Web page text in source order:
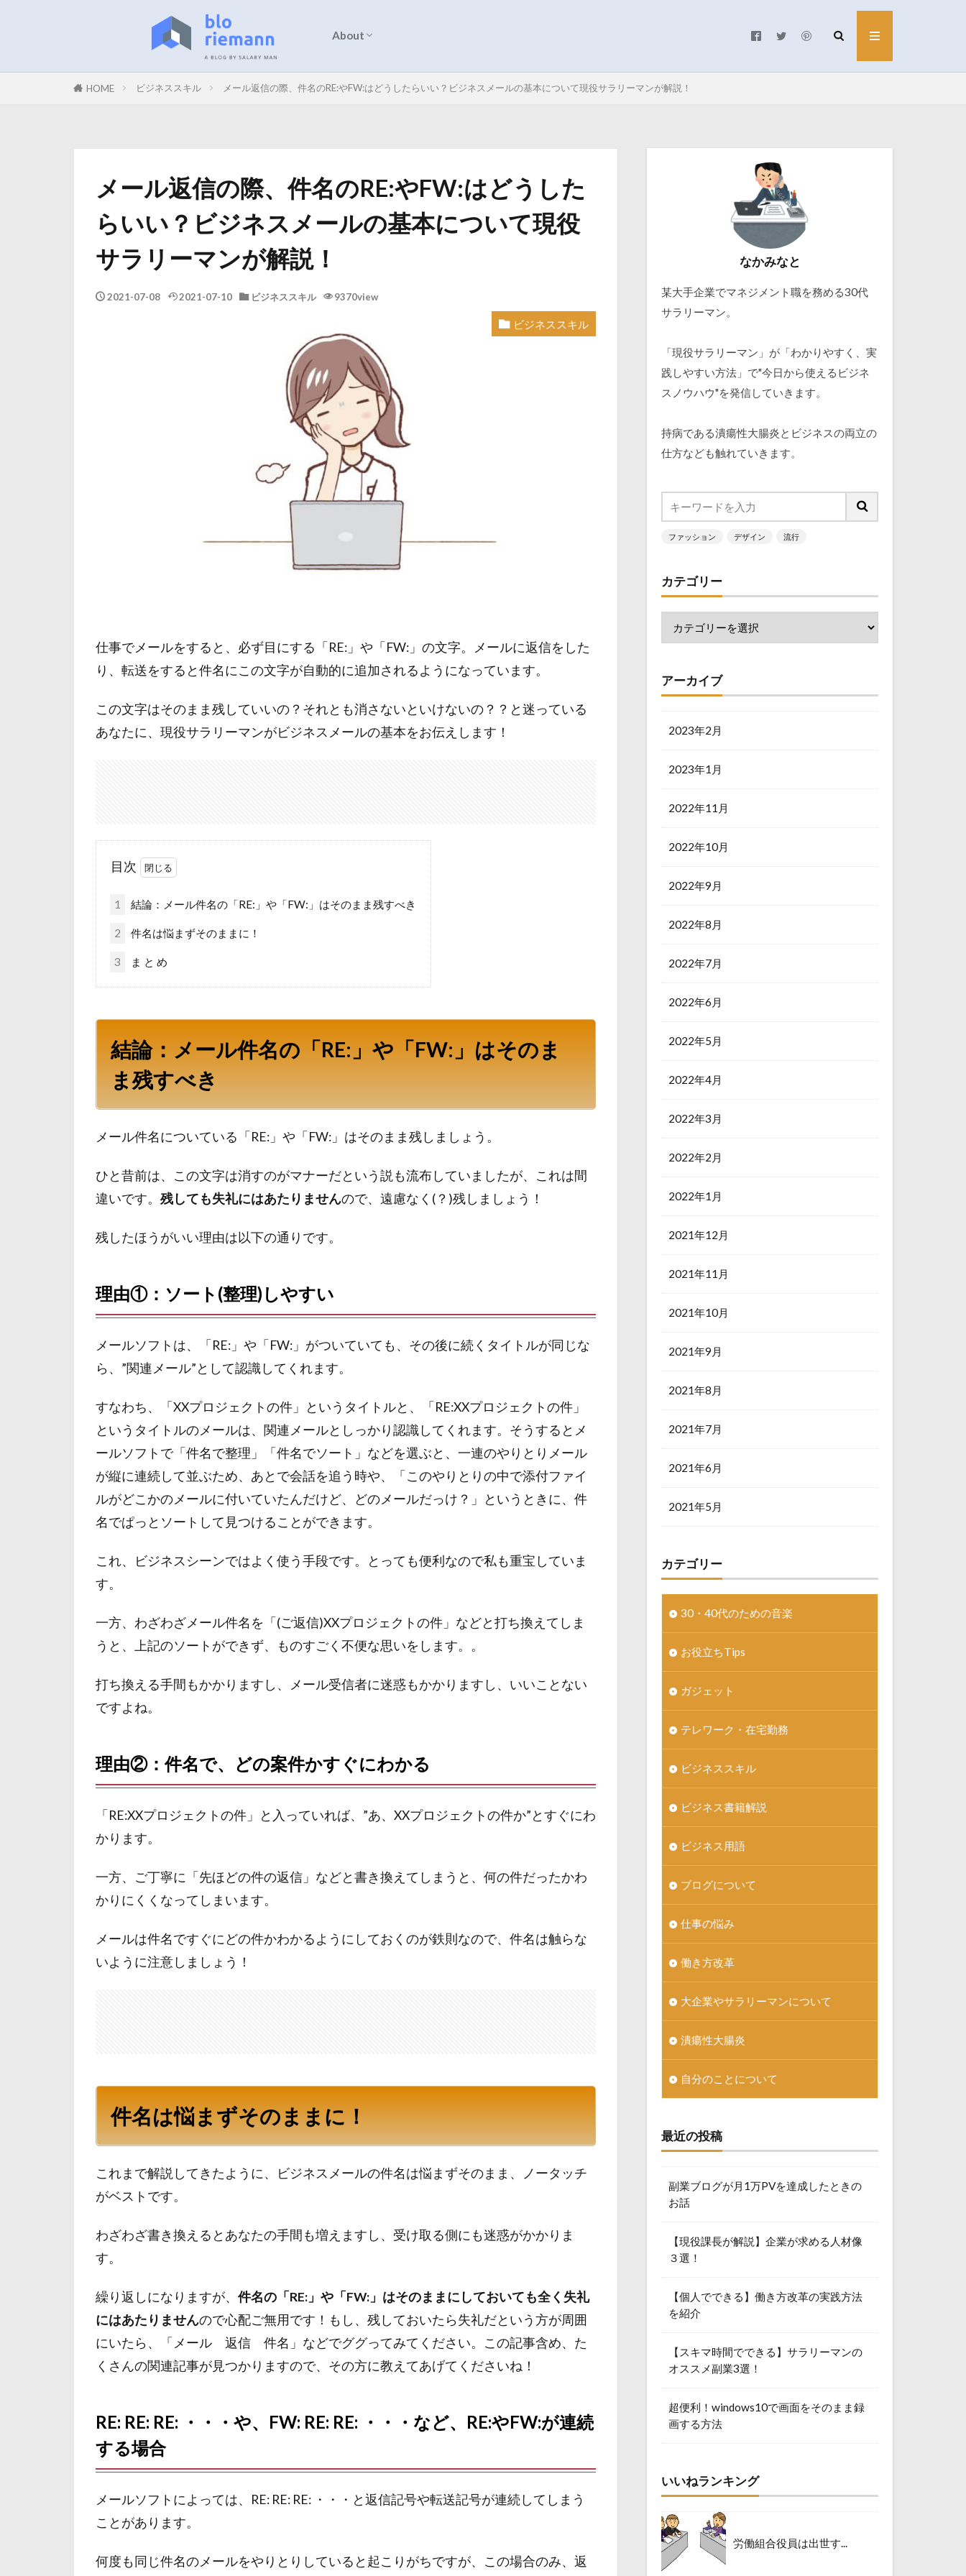
About
HOME ビジネススキル メール返信の際、件名のRE:やFW:はどうしたらいい？ビジネスメールの基本について現役サラリーマンが解説！
メール返信の際、件名のRE:やFW:はどうした
らいい？ビジネスメールの基本について現役
サラリーマンが解説！
2021-07-08 2021-07-10 ビジネススキル 9370view
ビジネススキル
仕事でメールをすると、必ず目にする「RE:」や「FW:」の文字。メールに返信をした
り、転送をすると件名にこの文字が自動的に追加されるようになっています。
この文字はそのまま残していいの？それとも消さないといけないの？？と迷っている
あなたに、現役サラリーマンがビジネスメールの基本をお伝えします！
目次
1 結論：メール件名の「RE:」や「FW:」はそのまま残すべき
2 件名は悩まずそのままに！
3 ま と め
結論：メール件名の「RE:」や「FW:」はそのま
ま残すべき
メール件名についている「RE:」や「FW:」はそのまま残しましょう。
ひと昔前は、この文字は消すのがマナーだという説も流布していましたが、これは間
違いです。 残しても失礼にはあたりませんので、遠慮なく(？)残しましょう！
残したほうがいい理由は以下の通りです。
理由①：ソート(整理)しやすい
メールソフトは、「RE:」や「FW:」がついていても、その後に続くタイトルが同じな
ら、”関連メール”として認識してくれます。
すなわち、「XXプロジェクトの件」というタイトルと、「RE:XXプロジェクトの件」
というタイトルのメールは、関連メールとしっかり認識してくれます。そうするとメ
ールソフトで「件名で整理」「件名でソート」などを選ぶと、一連のやりとりメール
が縦に連続して並ぶため、あとで会話を追う時や、「このやりとりの中で添付ファイ
ルがどこかのメールに付いていたんだけど、どのメールだっけ？」というときに、件
名でぱっとソートして見つけることができます。
これ、ビジネスシーンではよく使う手段です。とっても便利なので私も重宝していま
す。
一方、わざわざメール件名を「(ご返信)XXプロジェクトの件」などと打ち換えてしま
うと、上記のソートができず、ものすごく不便な思いをします。。
打ち換える手間もかかりますし、メール受信者に迷惑もかかりますし、いいことない
ですよね。
理由②：件名で、どの案件かすぐにわかる
「RE:XXプロジェクトの件」と入っていれば、”あ、XXプロジェクトの件か”とすぐにわ
かります。
一方、ご丁寧に「先ほどの件の返信」などと書き換えてしまうと、何の件だったかわ
かりにくくなってしまいます。
メールは件名ですぐにどの件かわかるようにしておくのが鉄則なので、件名は触らな
いように注意しましょう！
件名は悩まずそのままに！
これまで解説してきたように、ビジネスメールの件名は悩まずそのまま、ノータッチ
がベストです。
わざわざ書き換えるとあなたの手間も増えますし、受け取る側にも迷惑がかかりま
す。
繰り返しになりますが、 件名の「RE:」や「FW:」はそのままにしておいても全く失礼
にはあたりませんので心配ご無用です！もし、残しておいたら失礼だという方が周囲
にいたら、「メール 返信 件名」などでググってみてください。この記事含め、た
くさんの関連記事が見つかりますので、その方に教えてあげてくださいね！
RE: RE: RE: ・・・や、FW: RE: RE: ・・・など、RE:やFW:が連続
する場合
メールソフトによっては、RE: RE: RE: ・・・と返信記号や転送記号が連続してしまう
ことがあります。
何度も同じ件名のメールをやりとりしていると起こりがちですが、この場合のみ、返
なかみなと
某大手企業でマネジメント職を務める30代
サラリーマン。
「現役サラリーマン」が「わかりやすく、実
践しやすい方法」で"今日から使えるビジネ
スノウハウ"を発信していきます。
持病である潰瘍性大腸炎とビジネスの両立の
仕方なども触れていきます。
ファッション デザイン 流行
カテゴリー
アーカイブ
2023年2月
2023年1月
2022年11月
2022年10月
2022年9月
2022年8月
2022年7月
2022年6月
2022年5月
2022年4月
2022年3月
2022年2月
2022年1月
2021年12月
2021年11月
2021年10月
2021年9月
2021年8月
2021年7月
2021年6月
2021年5月
カテゴリー
30・40代のための音楽
お役立ちTips
ガジェット
テレワーク・在宅勤務
ビジネススキル
ビジネス書籍解説
ビジネス用語
ブログについて
仕事の悩み
働き方改革
大企業やサラリーマンについて
潰瘍性大腸炎
自分のことについて
最近の投稿
副業ブログが月1万PVを達成したときの
お話
【現役課長が解説】企業が求める人材像
３選！
【個人でできる】働き方改革の実践方法
を紹介
【スキマ時間でできる】サラリーマンの
オススメ副業3選！
超便利！windows10で画面をそのまま録
画する方法
いいねランキング
労働組合役員は出世す...